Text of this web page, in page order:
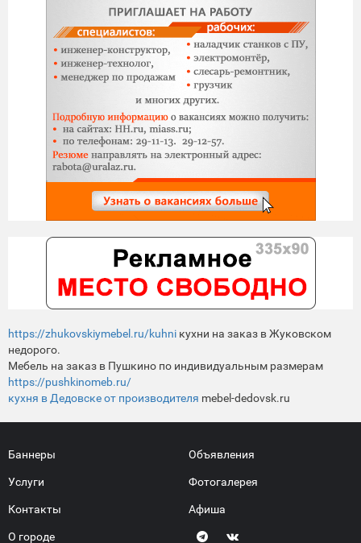
https://zhukovskiymebel.ru/kuhni кухни на заказ в Жуковском
недорого.
Мебель на заказ в Пушкино по индивидуальным размерам
https://pushkinomeb.ru/
кухня в Дедовске от производителя mebel-dedovsk.ru
Баннеры
Услуги
Контакты
О городе
Объявления
Фотогалерея
Афиша